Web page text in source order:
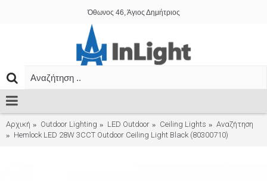
Όθωνος 46, Άγιος Δημήτριος
Αρχική Outdoor Lighting LED Outdoor Ceiling Lights
Αναζήτηση
Hemlock LED 28W 3CCT Outdoor Ceiling Light Black (80300710)